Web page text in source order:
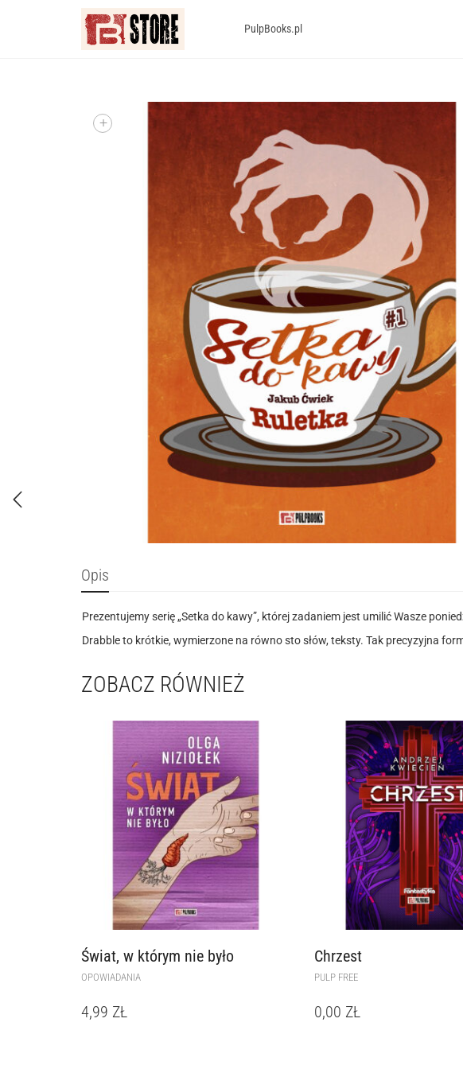
PulpBooks.pl
+
Opis
Prezentujemy serię „Setka do kawy”, której zadaniem jest umilić Wasze
Drabble to krótkie, wymierzone na równo sto słów, teksty. Tak precyzyjna
ZOBACZ RÓWNIEŻ
Świat, w którym nie było
OPOWIADANIA
4,99 ZŁ
Chrzest
PULP FREE
0,00 ZŁ